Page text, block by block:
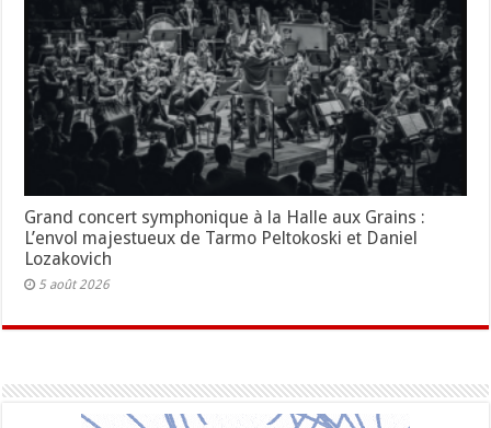
Grand concert symphonique à la Halle aux Grains :
L’envol majestueux de Tarmo Peltokoski et Daniel
Lozakovich
5 août 2026